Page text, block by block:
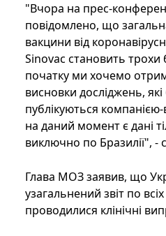
"Вчора на прес-
повідомлено, що
вакцини від
Sinovac становить трохи
початку ми хочемо
висновки досліджень,
публікуються
на даний момент є дані
виключно по Бразилії", -
Глава МОЗ заявив, що
узагальнений звіт по
проводилися клінічні